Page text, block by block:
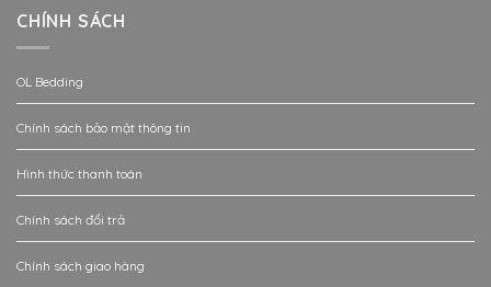
CHÍNH SÁCH
OL Bedding
Chính sách bảo mật thông tin
Hình thức thanh toán
Chính sách đổi trả
Chính sách giao hàng